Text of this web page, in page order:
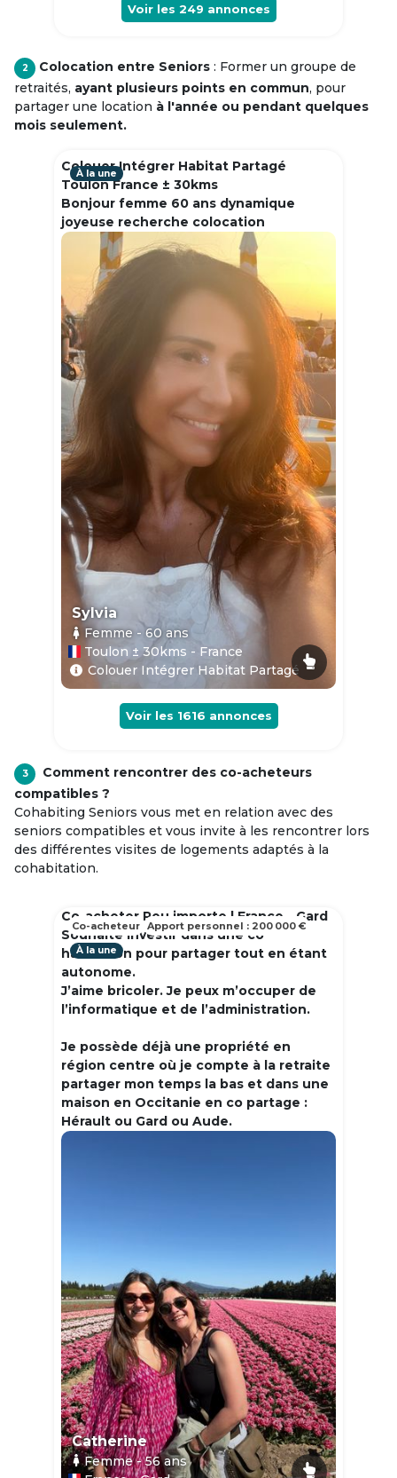
Voir les 249 annonces
2 Colocation entre Seniors : Former un groupe de
retraités, ayant plusieurs points en commun, pour
partager une location à l'année ou pendant quelques
mois seulement.
Colouer Intégrer Habitat Partagé
Toulon France ± 30kms
Bonjour femme 60 ans dynamique
joyeuse recherche colocation
À la une
Sylvia
Femme - 60ans
Toulon ± 30kms - France
Colouer Intégrer Habitat Partagé
Voir les 1616 annonces
3
Comment rencontrer des co-acheteurs
compatibles ?
Cohabiting Seniors vous met en relation avec des
seniors compatibles et vous invite à les rencontrer lors
des différentes visites de logements adaptés à la
cohabitation.
Co-acheter Peu importe | France - Gard
Souhaite investir dans une co
habitation pour partager tout en étant
autonome.
J’aime bricoler. Je peux m’occuper de
l’informatique et de l’administration.
Je possède déjà une propriété en
région centre où je compte à la retraite
partager mon temps la bas et dans une
maison en Occitanie en co partage :
Hérault ou Gard ou Aude.
À la une
Catherine
Femme- 56ans
Co-acheteur Apport personnel : 200 000 €